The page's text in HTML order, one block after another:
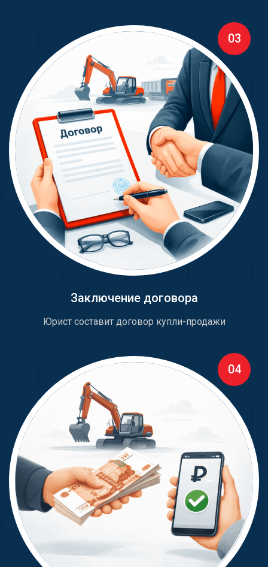
03
Заключение договора
Юрист составит договор купли-продажи
04